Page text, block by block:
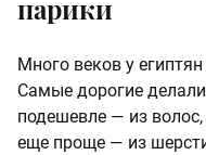
парики
Много веков у
Самые дорогие
подешевле — из
еще проще — из